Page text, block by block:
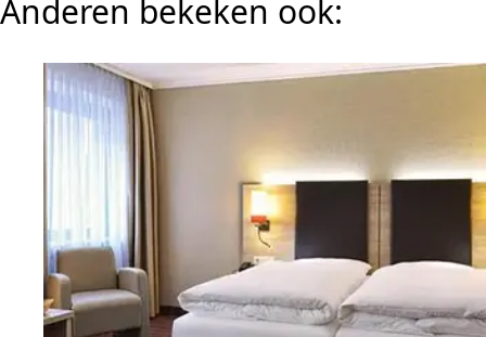
Anderen bekeken ook: